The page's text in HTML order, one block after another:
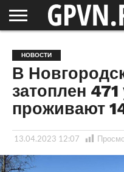
ОБЛАСТЬ
НОВОСТИ
СОСЕДЕЙ
РОССИЯ
/ МИР
СПЕЦПРОЕКТЫ
БЛОГ
СТАТЬИ
ФОТОРЕПОРТАЖИ
ИНТЕРВЬЮ
ОБЪЕКТЫ
ПОДБОРКИ
НОВОСТИ
В
затоплен 471
проживают
13.04.2023 12:07